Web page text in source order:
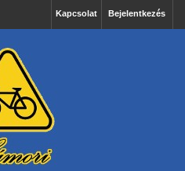
Bejelentkezés
Kapcsolat